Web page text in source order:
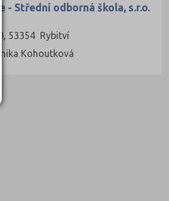
- Střední odborná škola, s.r.o.
53354 Rybitví
Kohoutková